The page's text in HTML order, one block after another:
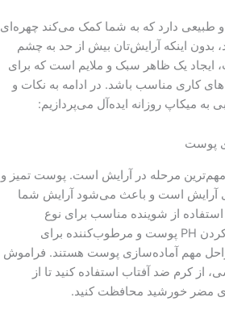
طبیعی دارد که به شما کمک می‌کند چهره‌ای
بدون اینکه آرایش‌تان بیش از حد به چشم
ایجاد یک ظاهر سبک و ملایم است که برای
کاری مناسب باشد. در ادامه به نکات و
به میکاپ روزانه ایده‌آل می‌پردازیم:
پوست
مرحله در آرایش است. پوست تمیز و
آرایش است و باعث می‌شود آرایش شما
از شوینده مناسب برای نوع
پوستتان، تونر برای متعادل کردن PH پوست و مرطوب‌کننده برای
مهم آماده‌سازی پوست هستند. فراموش
از کرم ضد آفتاب استفاده کنید تا از
مضر خورشید محافظت کنید.